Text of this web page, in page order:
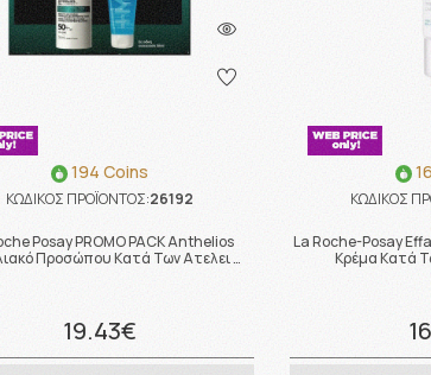
194 Coins
ΚΩΔΙΚΟΣ ΠΡΟΪΟΝΤΟΣ:26192
Posay PROMO PACK Anthelios
Προσώπου Κατά Των Ατελει …
19.43€
ΚΩΔΙΚΟΣ
La Roche-Posay
Κρέμα Κατά